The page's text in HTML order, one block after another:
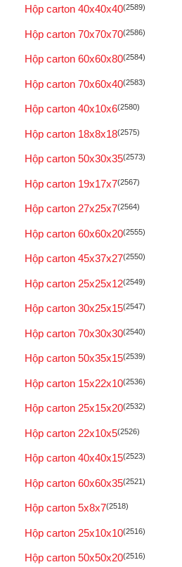
Hộp carton 40x40x40(2589)
Hộp carton 70x70x70(2586)
Hộp carton 60x60x80(2584)
Hộp carton 70x60x40(2583)
Hộp carton 40x10x6(2580)
Hộp carton 18x8x18(2575)
Hộp carton 50x30x35(2573)
Hộp carton 19x17x7(2567)
Hộp carton 27x25x7(2564)
Hộp carton 60x60x20(2555)
Hộp carton 45x37x27(2550)
Hộp carton 25x25x12(2549)
Hộp carton 30x25x15(2547)
Hộp carton 70x30x30(2540)
Hộp carton 50x35x15(2539)
Hộp carton 15x22x10(2536)
Hộp carton 25x15x20(2532)
Hộp carton 22x10x5(2526)
Hộp carton 40x40x15(2523)
Hộp carton 60x60x35(2521)
Hộp carton 5x8x7(2518)
Hộp carton 25x10x10(2516)
Hộp carton 50x50x20(2516)